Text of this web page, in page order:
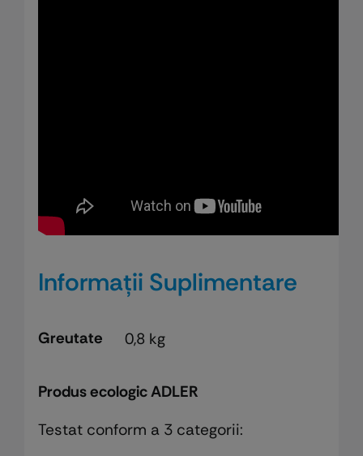
Informații Suplimentare
Greutate 0,8 kg
Produs ecologic ADLER
Testat conform a 3 categorii: